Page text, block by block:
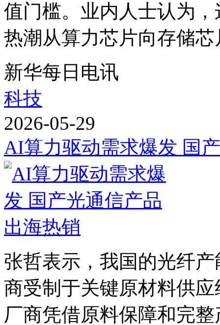
值门槛。业内人士认为
热潮从算力芯片向存储
新华每日电讯
科技
2026-05-29
AI算力驱动需求爆发 国
张哲表示，我国的光纤
商受制于关键原材料供
厂商凭借原料保障和完